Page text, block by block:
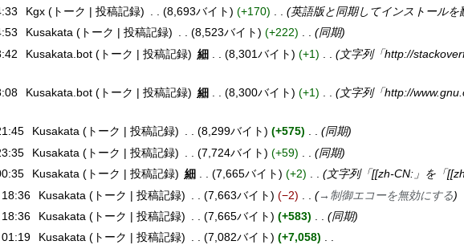
Kgx トーク 投稿記録 8,693バイト +170
英語版と同期してインストールを
Kusakata トーク 投稿記録 8,523バイト +222
同期
Kusakata.bot トーク 投稿記録 細 8,301バイト +1
文字列「http://
Kusakata.bot トーク 投稿記録 細 8,300バイト +1
文字列「http://
Kusakata トーク 投稿記録 8,299バイト +575
同期
Kusakata トーク 投稿記録 7,724バイト +59
同期
Kusakata トーク 投稿記録 細 7,665バイト +2
文字列「[[zh-CN:」を「
Kusakata トーク 投稿記録 7,663バイト −2 → 制御エコーを無効にする
Kusakata トーク 投稿記録 7,665バイト +583
同期
Kusakata トーク 投稿記録 7,082バイト +7,058